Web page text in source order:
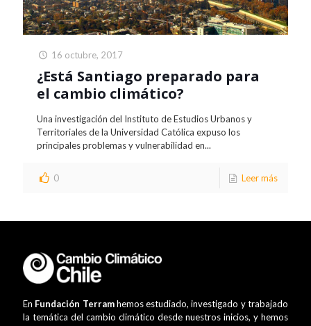
16 octubre, 2017
¿Está Santiago preparado para
el cambio climático?
Una investigación del Instituto de Estudios Urbanos y
Territoriales de la Universidad Católica expuso los
principales problemas y vulnerabilidad en...
0 Leer más
En Fundación Terramhemos estudiado, investigado y trabajado
la temática del cambio climático desde nuestros inicios, y hemos